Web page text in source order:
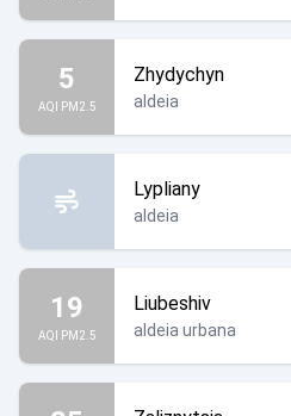
5
AQI PM2.5
Zhydychyn
aldeia
Lypliany
aldeia
19
AQI PM2.5
Liubeshiv
aldeia urbana